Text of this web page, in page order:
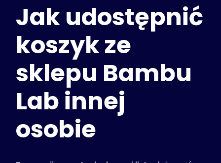
Rozwiązania
Dla konsumentów
Dla szkół
Dla firm
ZdobądźPlus+
Zaloguj się
Obsługiwane sklepy
Jak udostępnić
koszyk ze
sklepu Bambu
Lab innej
osobie